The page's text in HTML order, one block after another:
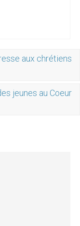
aux chrétiens
jeunes au Coeur